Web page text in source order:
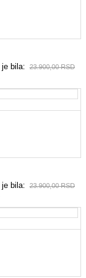
23.900,00RSD
bila:
23.900,00RSD
bila: